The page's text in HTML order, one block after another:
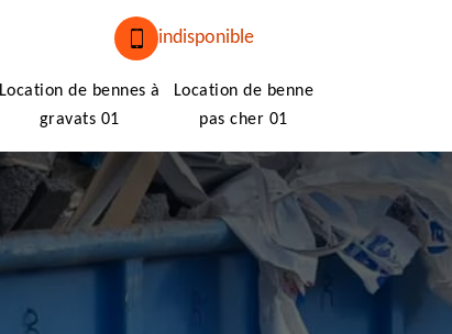
indisponible
Location de bennes à
gravats 01
Location de benne
pas cher 01